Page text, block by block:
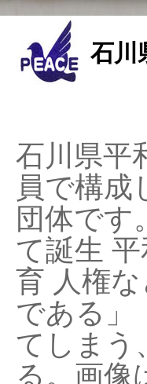
石川
石川県平
員で構成
団体です
て誕生
育 人権
である」
てしまう
る。画像